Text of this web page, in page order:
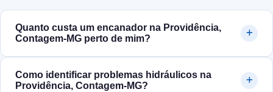
Quanto custa um encanador na Providência,
Contagem‑MG perto de mim?
Como identificar problemas hidráulicos na
Providência, Contagem‑MG?